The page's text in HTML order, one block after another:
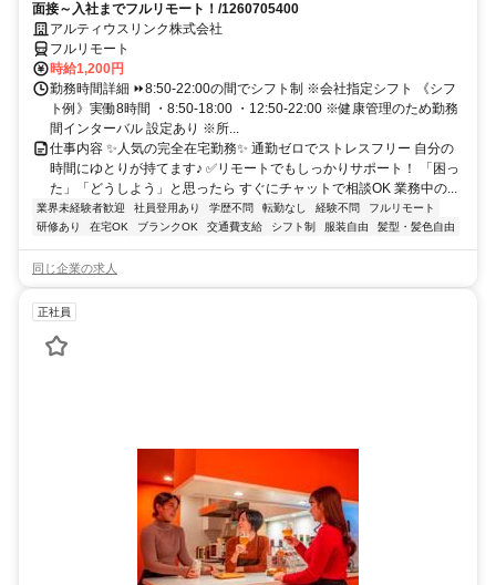
面接～入社までフルリモート！/1260705400
アルティウスリンク株式会社
フルリモート
時給1,200円
勤務時間詳細 ⏩8:50-22:00の間でシフト制 ※会社指定シフト 《シフ
ト例》実働8時間 ・8:50-18:00 ・12:50-22:00 ※健康管理のため勤務
間インターバル 設定あり ※所...
仕事内容 ✨人気の完全在宅勤務✨ 通勤ゼロでストレスフリー 自分の
時間にゆとりが持てます♪ ✅リモートでもしっかりサポート！ 「困っ
た」「どうしよう」と思ったら すぐにチャットで相談OK 業務中の...
業界未経験者歓迎 社員登用あり 学歴不問 転勤なし 経験不問
フルリモート
研修あり
在宅OK ブランクOK 交通費支給 シフト制 服装自由 髪型・髪色自由
同じ企業の求人
正社員